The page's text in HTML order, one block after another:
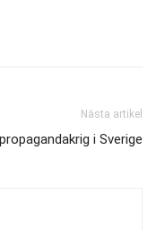
Nästa artikel
i Sverige